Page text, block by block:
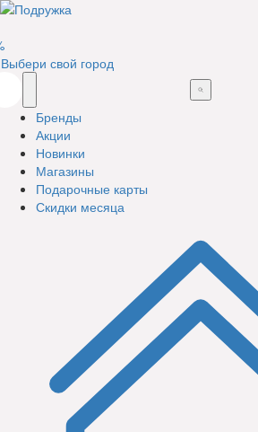
Выбери свой город
Бренды
Акции
Новинки
Магазины
Подарочные карты
Скидки месяца